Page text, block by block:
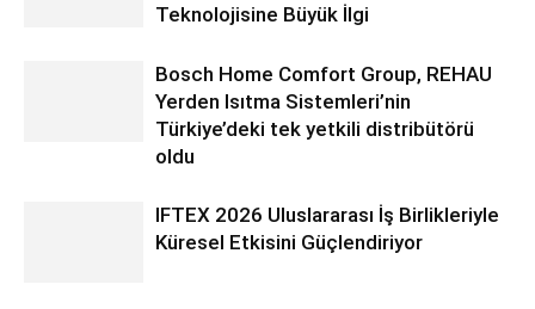
Teknolojisine Büyük İlgi
Bosch Home Comfort Group, REHAU
Yerden Isıtma Sistemleri’nin
Türkiye’deki tek yetkili distribütörü
oldu
IFTEX 2026 Uluslararası İş Birlikleriyle
Küresel Etkisini Güçlendiriyor